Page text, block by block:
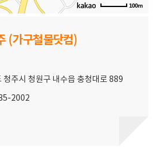
100m
(가구철물닷컴)
청주시 청원구 내수읍 충청대로 889
2002